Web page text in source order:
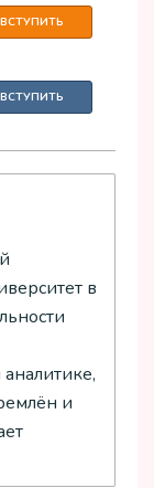
ВСТУПИТЬ
ВСТУПИТЬ
в
и